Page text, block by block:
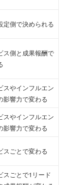
定側で決められる
ス側と成果報酬で
スやインフルエン
影響力で変わる
スやインフルエン
影響力で変わる
スごとで変わる
スごとで1リード